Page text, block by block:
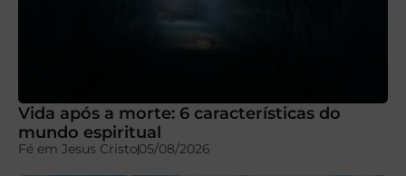
Vida após a morte: 6 características do
mundo espiritual
Fé em Jesus Cristo05/08/2026